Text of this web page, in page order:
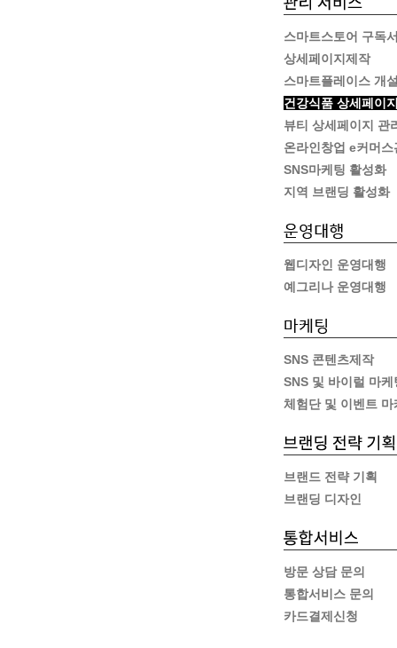
스마트스토어 구독
상세페이지제작
스마트플레이스 개
건강식품 상세페이
뷰티 상세페이지 관
온라인창업 e커머스
SNS마케팅 활성화
지역 브랜딩 활성화
웹디자인 운영대행
예그리나 운영대행
SNS 콘텐츠제작
SNS 및 바이럴 마케
체험단 및 이벤트 마
브랜드 전략 기획
브랜딩 디자인
방문 상담 문의
통합서비스 문의
카드결제신청